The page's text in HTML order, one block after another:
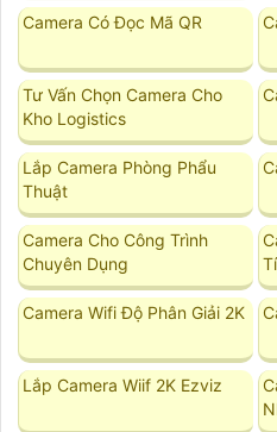
Camera Có Đọc Mã QR
Tư Vấn Chọn Camera Cho
Kho Logistics
Lắp Camera Phòng Phẩu
Thuật
Camera Cho Công Trình
Chuyên Dụng
Camera Wifi Độ Phân Giải 2K
Lắp Camera Wiif 2K Ezviz